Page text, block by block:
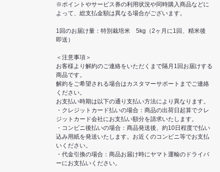
※ポイントやサービス券の利用状況や同時購入商品などに
よって、総支払金額は異なる場合がございます。
1回のお届け量：特別栽培米 5kg（2ヶ月に1回、精米後
即送）
＜注意事項＞
お客様より解約のご連絡をいただくまで隔月1回お届けする
商品です。
解約をご希望される場合はカスタマーサポートまでご連絡
ください。
お支払い時期は以下の通り支払い方法により異なります。
・クレジットカード払いの場合：商品の出荷日起算でクレ
ジットカード会社にお支払い額分を請求いたします。
・コンビニ後払いの場合：商品発送後、約10日程度で払い
込み用紙を発送いたします。お近くのコンビニ等でお支払
いください。
・代金引換の場合：商品お届け時にヤマト運輸のドライバ
ーにお支払いください。